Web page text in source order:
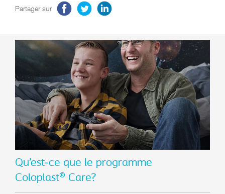
Partager sur
Qu’est-ce que le programme
Coloplast® Care?